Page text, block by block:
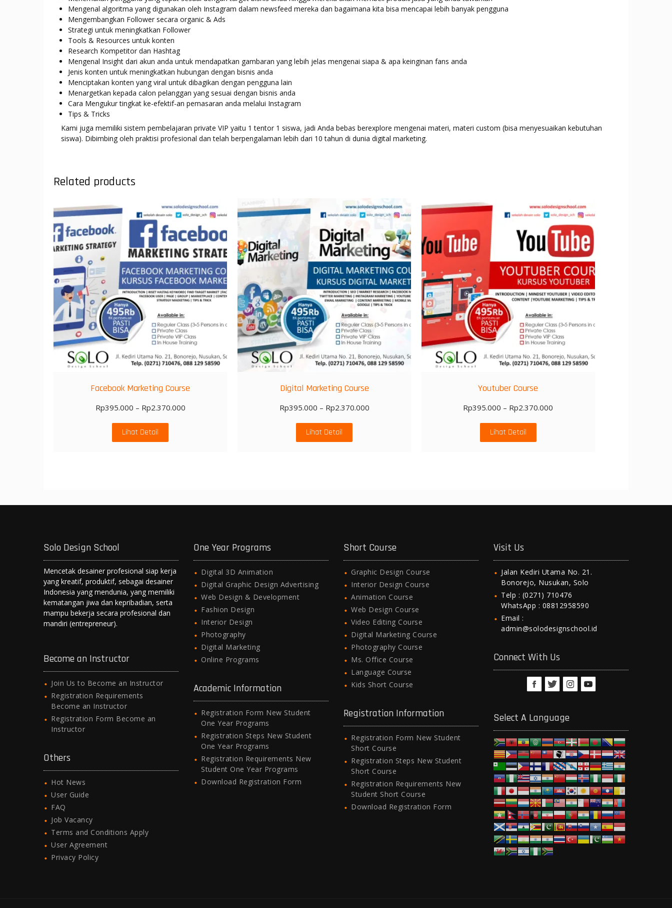
Mengenal algoritma yang digunakan oleh Instagram dalam newsfeed mereka dan bagaimana kita bisa mencapai lebih banyak pengguna
Mengembangkan Follower secara organic & Ads
Strategi untuk meningkatkan Follower
Tools & Resources untuk konten
Research Kompetitor dan Hashtag
Mengenal Insight dari akun anda untuk mendapatkan gambaran yang lebih jelas mengenai siapa & apa keinginan fans anda
Jenis konten untuk meningkatkan hubungan dengan bisnis anda
Menciptakan konten yang viral untuk dibagikan dengan pengguna lain
Menargetkan kepada calon pelanggan yang sesuai dengan bisnis anda
Cara Mengukur tingkat ke-efektif-an pemasaran anda melalui Instagram
Tips & Tricks
Kami juga memiliki sistem pembelajaran private VIP yaitu 1 tentor 1 siswa, jadi Anda bebas berexplore mengenai materi, materi custom (bisa menyesuaikan kebutuhan
siswa). Dibimbing oleh praktisi profesional dan telah berpengalaman lebih dari 10 tahun di dunia digital marketing.
Related products
Facebook Marketing Course
Rp395.000 – Rp2.370.000
Lihat Detail
Digital Marketing Course
Rp395.000 – Rp2.370.000
Lihat Detail
Youtuber Course
Rp395.000 – Rp2.370.000
Lihat Detail
Solo Design School
Mencetak desainer profesional siap kerja
yang kreatif, produktif, sebagai desainer
Indonesia yang mendunia, yang memiliki
kematangan jiwa dan kepribadian, serta
mampu bekerja secara profesional dan
mandiri (entrepreneur).
Become an Instructor
Join Us to Become an Instructor
Registration Requirements
Become an Instructor
Registration Form Become an
Instructor
Others
Hot News
User Guide
FAQ
Job Vacancy
Terms and Conditions Apply
User Agreement
Privacy Policy
One Year Programs
Digital 3D Animation
Digital Graphic Design Advertising
Web Design & Development
Fashion Design
Interior Design
Photography
Digital Marketing
Online Programs
Academic Information
Registration Form New Student
One Year Programs
Registration Steps New Student
One Year Programs
Registration Requirements New
Student One Year Programs
Download Registration Form
Short Course
Graphic Design Course
Interior Design Course
Animation Course
Web Design Course
Video Editing Course
Digital Marketing Course
Photography Course
Ms. Office Course
Language Course
Kids Short Course
Registration Information
Registration Form New Student
Short Course
Registration Steps New Student
Short Course
Registration Requirements New
Student Short Course
Download Registration Form
Visit Us
Jalan Kediri Utama No. 21.
Bonorejo, Nusukan, Solo
Telp : (0271) 710476
WhatsApp : 08812958590
Email :
admin@solodesignschool.id
Connect With Us
Select A Language